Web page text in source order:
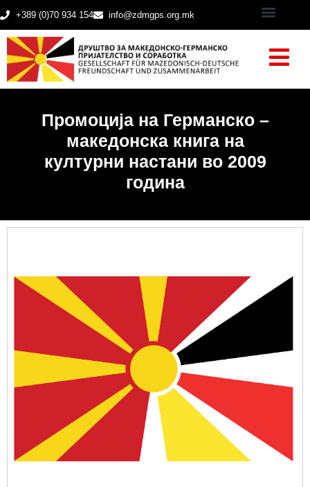
+389 (0)70 934 154 info@zdmgps.org.mk
Промоција на Германско –
македонска книга на
културни настани во 2009
година